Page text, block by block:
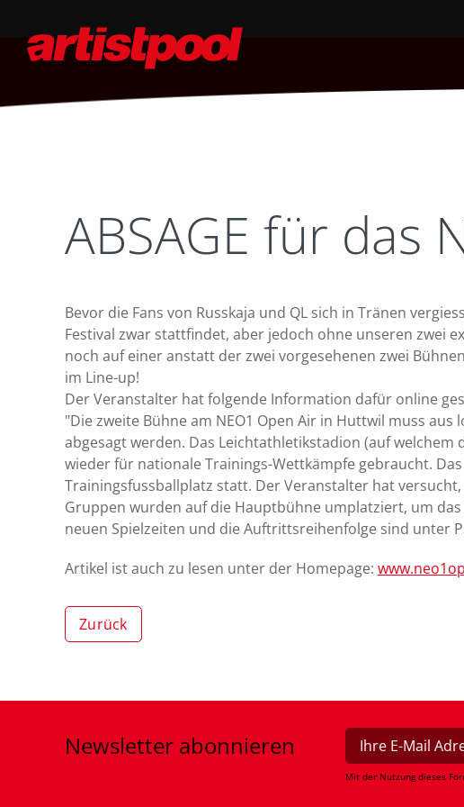
ABSAGE für das
Bevor die Fans von Russkaja und QL sich in Tränen
Festival zwar stattfindet, aber jedoch ohne unseren zwei
noch auf einer anstatt der zwei vorgesehenen zwei
im Line-up!
Der Veranstalter hat folgende Information dafür online
"Die zweite Bühne am NEO1 Open Air in Huttwil muss
abgesagt werden. Das Leichtathletikstadion (auf
wieder für nationale Trainings-Wettkämpfe gebraucht.
Trainingsfussballplatz statt. Der Veranstalter hat
Gruppen wurden auf die Hauptbühne umplatziert, um
neuen Spielzeiten und die Auftrittsreihenfolge sind unter
Artikel ist auch zu lesen unter der Homepage:
Zurück
Newsletter abonnieren
Mit der Nutzung dieses